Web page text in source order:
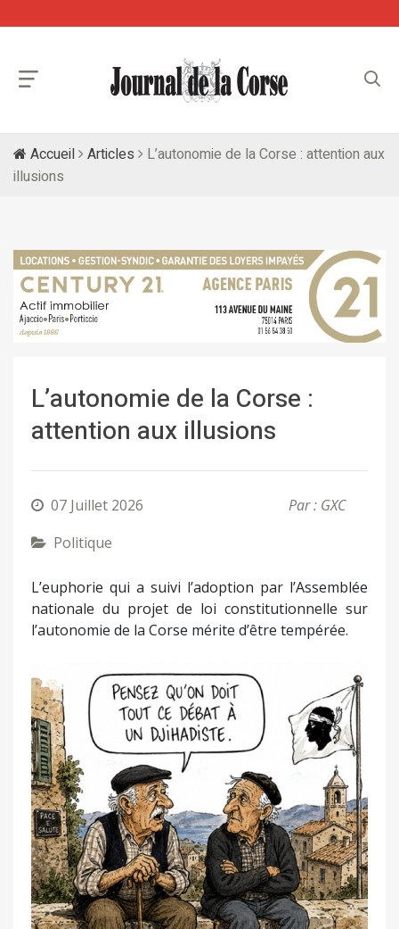
Accueil Articles
L’autonomie de la Corse : attention aux
illusions
L’autonomie de la Corse :
attention aux illusions
07 Juillet 2026
Par : GXC
Politique
L’euphorie qui a suivi l’adoption par l’Assemblée
nationale du projet de loi constitutionnelle sur
l’autonomie de la Corse mérite d’être tempérée.